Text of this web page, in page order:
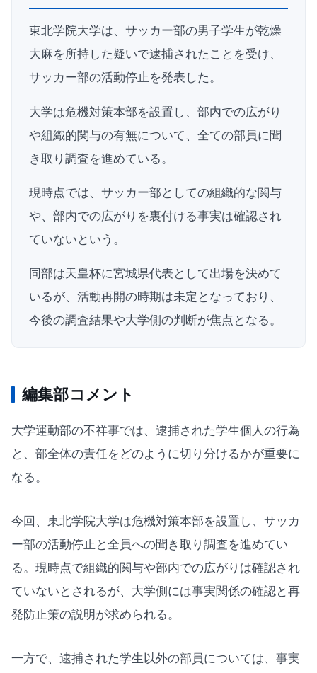
東北学院大学は、サッカー部の男子学生が乾燥
大麻を所持した疑いで逮捕されたことを受け、
サッカー部の活動停止を発表した。
大学は危機対策本部を設置し、部内での広がり
や組織的関与の有無について、全ての部員に聞
き取り調査を進めている。
現時点では、サッカー部としての組織的な関与
や、部内での広がりを裏付ける事実は確認され
ていないという。
同部は天皇杯に宮城県代表として出場を決めて
いるが、活動再開の時期は未定となっており、
今後の調査結果や大学側の判断が焦点となる。
編集部コメント
大学運動部の不祥事では、逮捕された学生個人の行為
と、部全体の責任をどのように切り分けるかが重要に
なる。
今回、東北学院大学は危機対策本部を設置し、サッカ
ー部の活動停止と全員への聞き取り調査を進めてい
る。現時点で組織的関与や部内での広がりは確認され
ていないとされるが、大学側には事実関係の確認と再
発防止策の説明が求められる。
一方で、逮捕された学生以外の部員については、事実